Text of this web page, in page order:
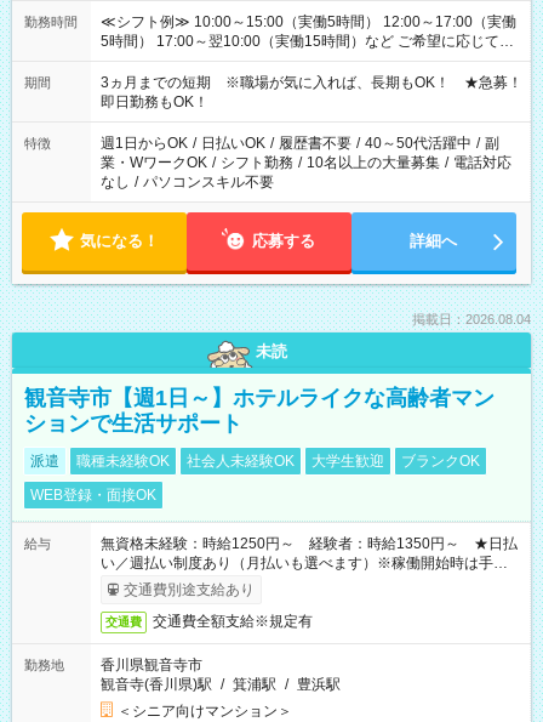
勤務時間
≪シフト例≫ 10:00～15:00（実働5時間） 12:00～17:00（実働
5時間） 17:00～翌10:00（実働15時間）など ご希望に応じて、
働く時間は調整できます！ お気軽に担当へ相談ください！
期間
3ヵ月までの短期 ※職場が気に入れば、長期もOK！ ★急募！
即日勤務もOK！
特徴 週1日からOK / 日払いOK / 履歴書不要 / 40～50代活躍中 / 副
業・WワークOK / シフト勤務 / 10名以上の大量募集 / 電話対応
なし / パソコンスキル不要
気になる！ 応募する 詳細へ
掲載日：2026.08.04
未読
観音寺市【週1日～】ホテルライクな高齢者マン
ションで生活サポート
派遣 職種未経験OK 社会人未経験OK 大学生歓迎
ブランクOK
WEB登録・面接OK
給与
無資格未経験：時給1250円～ 経験者：時給1350円～ ★日払
い／週払い制度あり（月払いも選べます）※稼働開始時は手続き
完了次第のお支払いとなります。
交通費別途支給あり
交通費 交通費全額支給※規定有
勤務地
香川県観音寺市
観音寺(香川県)駅 / 箕浦駅 / 豊浜駅
＜シニア向けマンション＞